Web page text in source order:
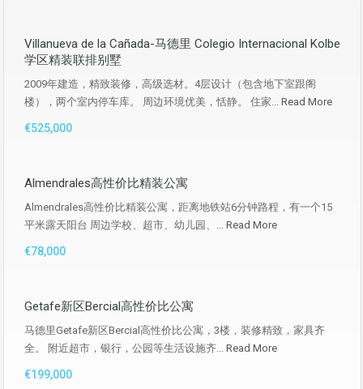
Villanueva de la Cañada-马德里 Colegio Internacional Kolbe
学区精装联排别墅
2009年建造，精致装修，高级选材。4层设计（包含地下室跟阁
楼），两个室内停车库。 周边环境优美，恬静。 住家... Read More
€525,000
Almendrales高性价比精装公寓
Almendrales高性价比精装公寓，距离地铁站6分钟路程，有一个15
平米露天阳台 周边学校、超市、幼儿园、... Read More
€78,000
Getafe新区Bercial高性价比公寓
马德里Getafe新区Bercial高性价比公寓，3楼，装修精致，家具齐
全。 附近超市，银行，公园等生活设施齐... Read More
€199,000